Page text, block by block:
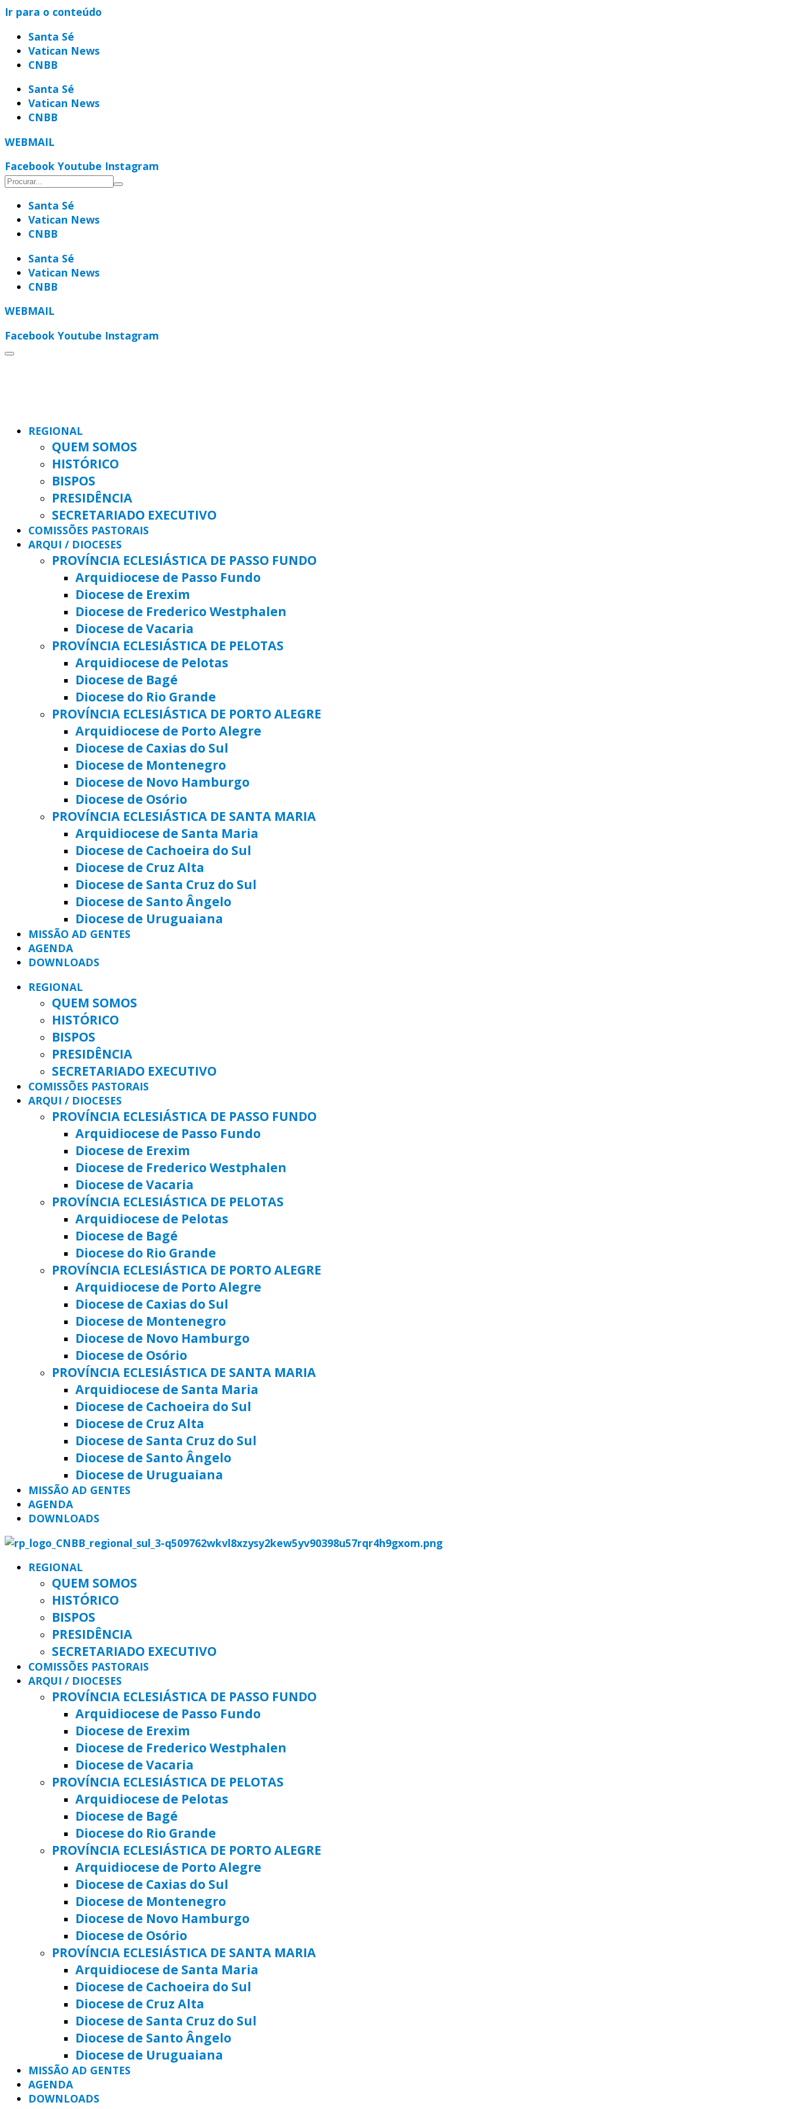
Ir para o conteúdo
Santa Sé
Vatican News
CNBB
Santa Sé
Vatican News
CNBB
WEBMAIL
Facebook Youtube Instagram
Santa Sé
Vatican News
CNBB
Santa Sé
Vatican News
CNBB
WEBMAIL
Facebook Youtube Instagram
REGIONAL
QUEM SOMOS
HISTÓRICO
BISPOS
PRESIDÊNCIA
SECRETARIADO EXECUTIVO
COMISSÕES PASTORAIS
ARQUI / DIOCESES
PROVÍNCIA ECLESIÁSTICA DE PASSO FUNDO
Arquidiocese de Passo Fundo
Diocese de Erexim
Diocese de Frederico Westphalen
Diocese de Vacaria
PROVÍNCIA ECLESIÁSTICA DE PELOTAS
Arquidiocese de Pelotas
Diocese de Bagé
Diocese do Rio Grande
PROVÍNCIA ECLESIÁSTICA DE PORTO ALEGRE
Arquidiocese de Porto Alegre
Diocese de Caxias do Sul
Diocese de Montenegro
Diocese de Novo Hamburgo
Diocese de Osório
PROVÍNCIA ECLESIÁSTICA DE SANTA MARIA
Arquidiocese de Santa Maria
Diocese de Cachoeira do Sul
Diocese de Cruz Alta
Diocese de Santa Cruz do Sul
Diocese de Santo Ângelo
Diocese de Uruguaiana
MISSÃO AD GENTES
AGENDA
DOWNLOADS
REGIONAL
QUEM SOMOS
HISTÓRICO
BISPOS
PRESIDÊNCIA
SECRETARIADO EXECUTIVO
COMISSÕES PASTORAIS
ARQUI / DIOCESES
PROVÍNCIA ECLESIÁSTICA DE PASSO FUNDO
Arquidiocese de Passo Fundo
Diocese de Erexim
Diocese de Frederico Westphalen
Diocese de Vacaria
PROVÍNCIA ECLESIÁSTICA DE PELOTAS
Arquidiocese de Pelotas
Diocese de Bagé
Diocese do Rio Grande
PROVÍNCIA ECLESIÁSTICA DE PORTO ALEGRE
Arquidiocese de Porto Alegre
Diocese de Caxias do Sul
Diocese de Montenegro
Diocese de Novo Hamburgo
Diocese de Osório
PROVÍNCIA ECLESIÁSTICA DE SANTA MARIA
Arquidiocese de Santa Maria
Diocese de Cachoeira do Sul
Diocese de Cruz Alta
Diocese de Santa Cruz do Sul
Diocese de Santo Ângelo
Diocese de Uruguaiana
MISSÃO AD GENTES
AGENDA
DOWNLOADS
REGIONAL
QUEM SOMOS
HISTÓRICO
BISPOS
PRESIDÊNCIA
SECRETARIADO EXECUTIVO
COMISSÕES PASTORAIS
ARQUI / DIOCESES
PROVÍNCIA ECLESIÁSTICA DE PASSO FUNDO
Arquidiocese de Passo Fundo
Diocese de Erexim
Diocese de Frederico Westphalen
Diocese de Vacaria
PROVÍNCIA ECLESIÁSTICA DE PELOTAS
Arquidiocese de Pelotas
Diocese de Bagé
Diocese do Rio Grande
PROVÍNCIA ECLESIÁSTICA DE PORTO ALEGRE
Arquidiocese de Porto Alegre
Diocese de Caxias do Sul
Diocese de Montenegro
Diocese de Novo Hamburgo
Diocese de Osório
PROVÍNCIA ECLESIÁSTICA DE SANTA MARIA
Arquidiocese de Santa Maria
Diocese de Cachoeira do Sul
Diocese de Cruz Alta
Diocese de Santa Cruz do Sul
Diocese de Santo Ângelo
Diocese de Uruguaiana
MISSÃO AD GENTES
AGENDA
DOWNLOADS